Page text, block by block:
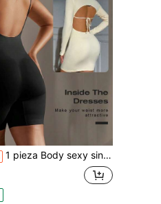
1 pieza Body sexy sin espalda para mujer talla grande, moldeador corporal ajustado, verano